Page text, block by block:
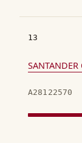
13
A28122570